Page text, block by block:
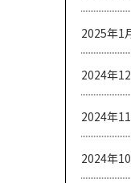
2025年1
2024年
2024年
2024年